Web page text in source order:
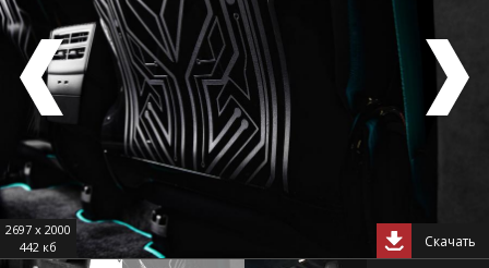
2697 x 2000
442 кб
Скачать